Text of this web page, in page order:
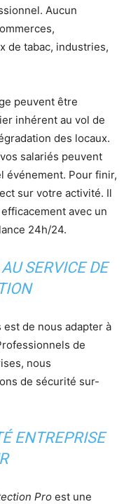
Aucun
de tabac, industries,
peuvent être
inhérent au vol de
des locaux.
salariés peuvent
événement. Pour finir,
sur votre activité. Il
avec un
24h/24.
SERVICE DE
de nous adapter à
de
nous
de sécurité sur-
ENTREPRISE
Pro est une